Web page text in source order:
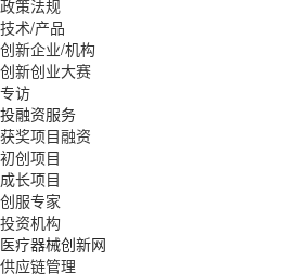
政策法规
技术/产品
创新企业/机构
创新创业大赛
专访
投融资服务
获奖项目融资
初创项目
成长项目
创服专家
投资机构
医疗器械创新网
供应链管理